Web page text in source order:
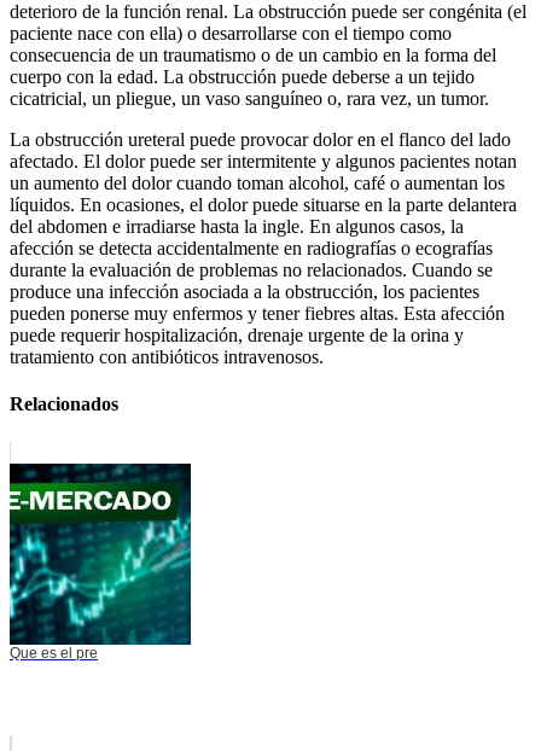
deterioro de la función renal. La obstrucción puede ser congénita (el
paciente nace con ella) o desarrollarse con el tiempo como
consecuencia de un traumatismo o de un cambio en la forma del
cuerpo con la edad. La obstrucción puede deberse a un tejido
cicatricial, un pliegue, un vaso sanguíneo o, rara vez, un tumor.
La obstrucción ureteral puede provocar dolor en el flanco del lado
afectado. El dolor puede ser intermitente y algunos pacientes notan
un aumento del dolor cuando toman alcohol, café o aumentan los
líquidos. En ocasiones, el dolor puede situarse en la parte delantera
del abdomen e irradiarse hasta la ingle. En algunos casos, la
afección se detecta accidentalmente en radiografías o ecografías
durante la evaluación de problemas no relacionados. Cuando se
produce una infección asociada a la obstrucción, los pacientes
pueden ponerse muy enfermos y tener fiebres altas. Esta afección
puede requerir hospitalización, drenaje urgente de la orina y
tratamiento con antibióticos intravenosos.
Relacionados
Que es el pre